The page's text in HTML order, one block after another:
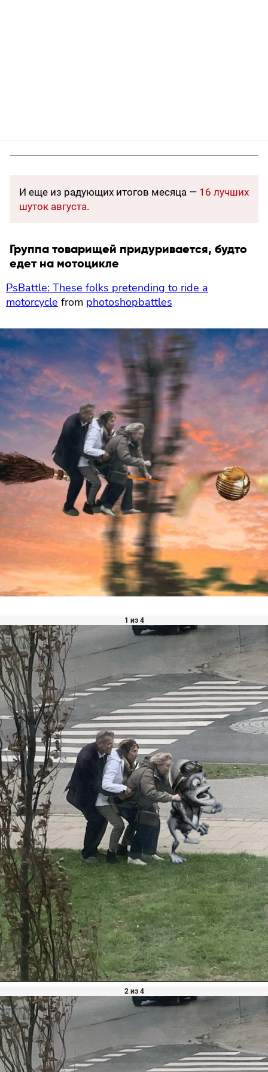
И еще из радующих итогов месяца — 16 лучших
шуток августа.
Группа товарищей придуривается, будто
едет на мотоцикле
PsBattle: These folks pretending to ride a
motorcycle from photoshopbattles
1 из 4
2 из 4